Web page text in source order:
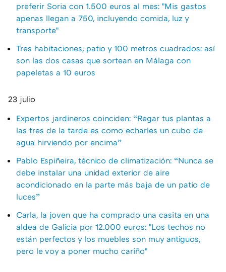
preferir Soria con 1.500 euros al mes: "Mis gastos
apenas llegan a 750, incluyendo comida, luz y
transporte"
Tres habitaciones, patio y 100 metros cuadrados: así
son las dos casas que sortean en Málaga con
papeletas a 10 euros
23 julio
Expertos jardineros coinciden: “Regar tus plantas a
las tres de la tarde es como echarles un cubo de
agua hirviendo por encima”
Pablo Espiñeira, técnico de climatización: “Nunca se
debe instalar una unidad exterior de aire
acondicionado en la parte más baja de un patio de
luces”
Carla, la joven que ha comprado una casita en una
aldea de Galicia por 12.000 euros: "Los techos no
están perfectos y los muebles son muy antiguos,
pero le voy a poner mucho cariño"